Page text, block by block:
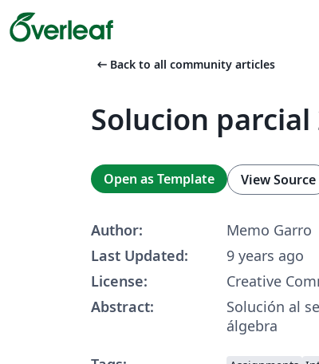
arrow_left_alt Back to all community articles
Solucion parcial
Open as Template View Source
Author:
Memo Garro
Last Updated:
9 years ago
License:
Creative
Abstract:
Solución al
álgebra